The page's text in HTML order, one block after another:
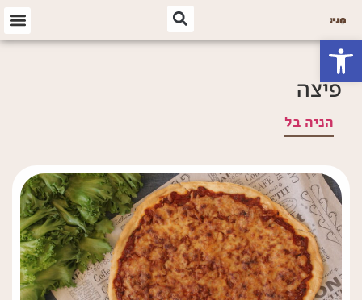
פתח סרגל נגישות
פיצה
הניה בל